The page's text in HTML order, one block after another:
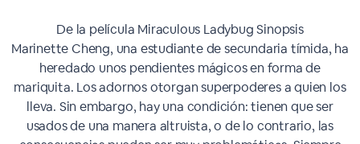
De la película Miraculous Ladybug Sinopsis
Marinette Cheng, una estudiante de secundaria tímida, ha
heredado unos pendientes mágicos en forma de
mariquita. Los adornos otorgan superpoderes a quien los
lleva. Sin embargo, hay una condición: tienen que ser
usados de una manera altruista, o de lo contrario, las